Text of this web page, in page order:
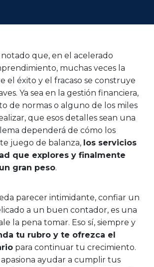
que, en el acelerado
muchas veces la
el éxito y el fracaso se construye
Ya sea en la gestión financiera,
de normas o alguno de los miles
que esos detalles sean una
dependerá de cómo los
juego de balanza, los servicios
que explores y finalmente
gran peso.
parecer intimidante, confiar un
a un buen contador, es una
la pena tomar. Eso sí, siempre y
tu rubro y te ofrezca el
para continuar tu crecimiento.
ayudar a cumplir tus